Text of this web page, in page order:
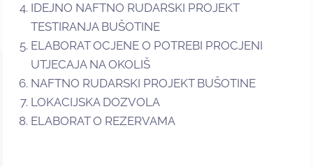
IDEJNO NAFTNO RUDARSKI PROJEKT
TESTIRANJA BUŠOTINE
ELABORAT OCJENE O POTREBI PROCJENI
UTJECAJA NA OKOLIŠ
NAFTNO RUDARSKI PROJEKT BUŠOTINE
LOKACIJSKA DOZVOLA
ELABORAT O REZERVAMA